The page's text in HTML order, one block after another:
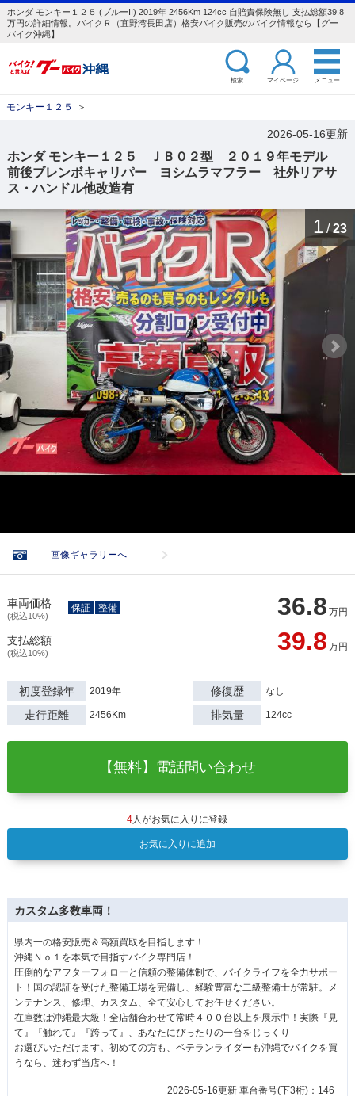
ホンダ モンキー１２５ (ブルーII) 2019年 2456Km 124cc 自賠責保険無し 支払総額39.8
万円の詳細情報。バイクＲ（宜野湾長田店）格安バイク販売のバイク情報なら【グー
バイク沖縄】
検索 マイページ メニュー
モンキー１２５ ＞
2026-05-16更新
ホンダ モンキー１２５ ＪＢ０２型 ２０１９年モデル
前後ブレンボキャリパー ヨシムラマフラー 社外リアサ
ス・ハンドル他改造有
1 / 23
画像ギャラリーへ
車両価格
(税込10%) 36.8 万円
保証 整備
支払総額
(税込10%) 39.8 万円
初度登録年 2019年 修復歴 なし
走行距離 2456Km 排気量 124cc
【無料】電話問い合わせ
4人がお気に入りに登録
お気に入りに追加
カスタム多数車両！
県内一の格安販売＆高額買取を目指します！
沖縄Ｎｏ１を本気で目指すバイク専門店！
圧倒的なアフターフォローと信頼の整備体制で、バイクライフを全力サポー
ト！国の認証を受けた整備工場を完備し、経験豊富な二級整備士が常駐。メ
ンテナンス、修理、カスタム、全て安心してお任せください。
在庫数は沖縄最大級！全店舗合わせて常時４００台以上を展示中！実際『見
て』『触れて』『跨って』、あなたにぴったりの一台をじっくり
お選びいただけます。初めての方も、ベテランライダーも沖縄でバイクを買
うなら、迷わず当店へ！
2026-05-16更新 車台番号(下3桁)：146